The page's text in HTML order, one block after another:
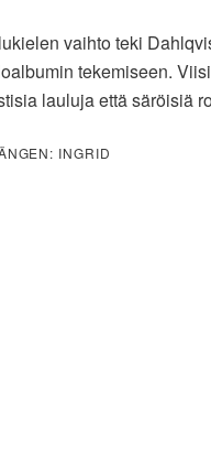
vaihto teki
tekemiseen.
lauluja että säröisiä
INGRID